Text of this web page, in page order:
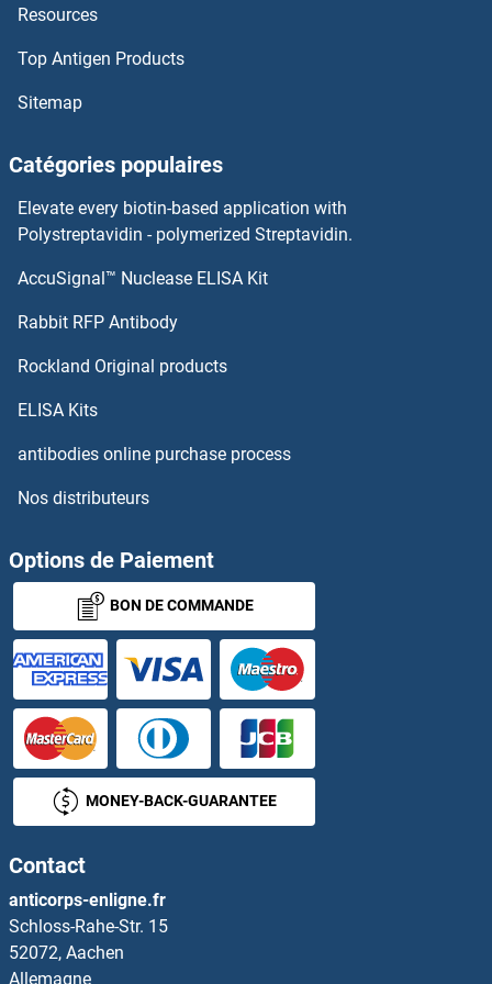
FIL1d Kits ELISA
FIGNL1 Kits ELISA
Ficolin 2 Kits ELISA
FICD Kits ELISA
Fibulin 5 Kits ELISA
Flagellin Kits ELISA
FLCN Kits ELISA
FLI1 Kits ELISA
FLII Kits ELISA
FLIP Kits ELISA
FLNB Kits ELISA
FLNC Kits ELISA
Flotillin 1 Kits ELISA
Flotillin 2 Kits ELISA
FLRT1 Kits ELISA
FLRT2 Kits ELISA
Resources
Top Antigen Products
Sitemap
Catégories populaires
Elevate every biotin-based application with
Polystreptavidin - polymerized Streptavidin.
AccuSignal™ Nuclease ELISA Kit
Rabbit RFP Antibody
Rockland Original products
ELISA Kits
antibodies online purchase process
Nos distributeurs
Options de Paiement
BON DE COMMANDE
MONEY-BACK-GUARANTEE
Contact
anticorps-enligne.fr
Schloss-Rahe-Str. 15
52072, Aachen
Allemagne